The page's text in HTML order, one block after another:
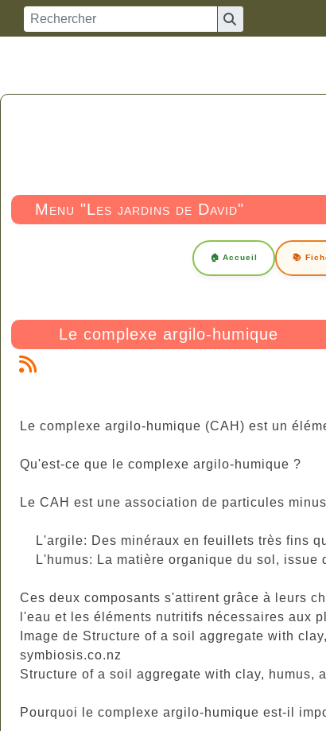
Menu "Les jardins de David"
🏠 Accueil 📚
Le complexe argilo-humique
Le complexe argilo-humique (CAH) est un
Qu'est-ce que le complexe argilo-humique ?
Le CAH est une association de particules
L'argile: Des minéraux en feuillets très fins
L'humus: La matière organique du sol, issue
Ces deux composants s'attirent grâce à leurs
l'eau et les éléments nutritifs nécessaires aux
Image de Structure of a soil aggregate with
symbiosis.co.nz
Structure of a soil aggregate with clay, humus,
Pourquoi le complexe argilo-humique est-il